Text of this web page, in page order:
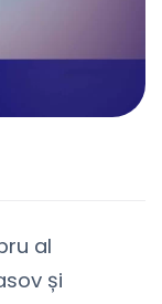
al
și